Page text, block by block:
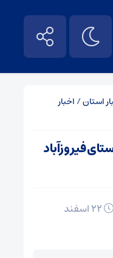
استان/ اخبار
شهید روستای فیروزآباد